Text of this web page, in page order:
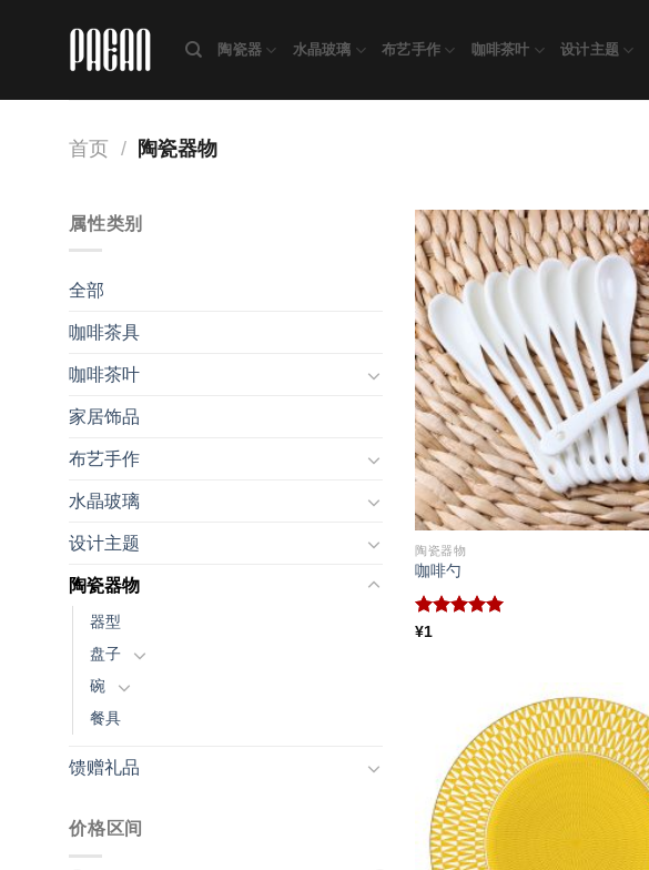
内
陶瓷器 水晶玻璃 布艺手作 咖啡茶叶 设计主题
首页 / 陶瓷器物
属性类别
全部
咖啡茶具
咖啡茶叶
家居饰品
布艺手作
水晶玻璃
设计主题
陶瓷器物
器型
盘子
碗
餐具
馈赠礼品
价格区间
陶瓷器物
咖啡勺
评分
¥1